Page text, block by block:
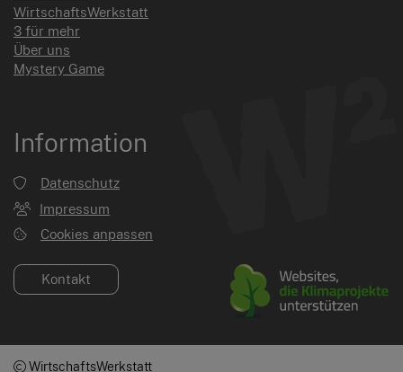
WirtschaftsWerkstatt
3 für mehr
Über uns
Mystery Game
Information
Datenschutz
Impressum
Cookies anpassen
Kontakt
WirtschaftsWerkstatt